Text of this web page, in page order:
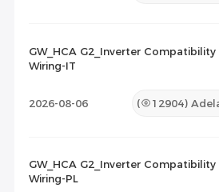
GW_HCA G2_Inverter
Wiring-IT
2026-08-06 ( 12904)
GW_HCA G2_Inverter
Wiring-PL